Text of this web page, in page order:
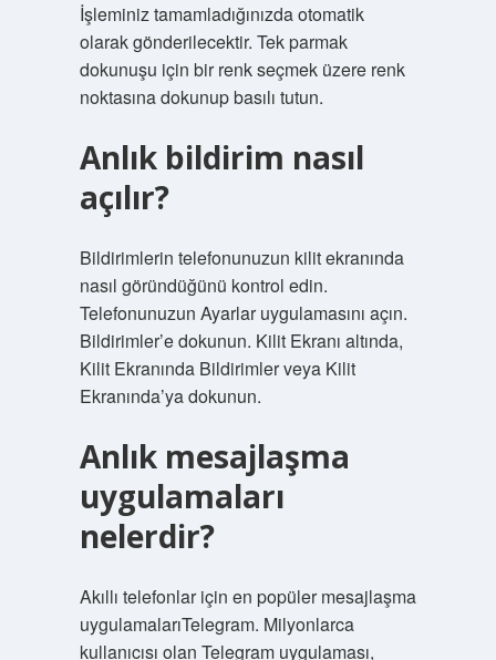
İşleminiz tamamladığınızda otomatik
olarak gönderilecektir. Tek parmak
dokunuşu için bir renk seçmek üzere renk
noktasına dokunup basılı tutun.
Anlık bildirim nasıl
açılır?
Bildirimlerin telefonunuzun kilit ekranında
nasıl göründüğünü kontrol edin.
Telefonunuzun Ayarlar uygulamasını açın.
Bildirimler’e dokunun. Kilit Ekranı altında,
Kilit Ekranında Bildirimler veya Kilit
Ekranında’ya dokunun.
Anlık mesajlaşma
uygulamaları
nelerdir?
Akıllı telefonlar için en popüler mesajlaşma
uygulamalarıTelegram. Milyonlarca
kullanıcısı olan Telegram uygulaması,